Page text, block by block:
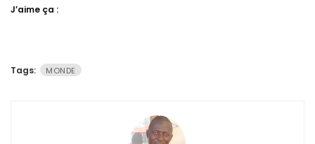
J’aime ça :
Tags: MONDE